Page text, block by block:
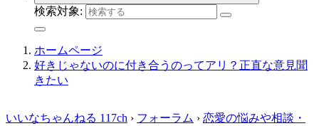
検索対象:
ホームページ
好きじゃないのに付き合うのってアリ？正直な意見聞
きたい
いいなちゃんねる 117ch › フォーラム › 恋愛の悩みや相談・